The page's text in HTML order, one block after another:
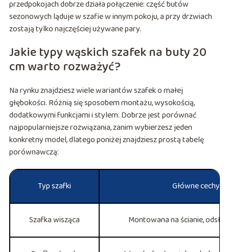
przedpokojach dobrze działa połączenie: część butów
sezonowych ląduje w szafie w innym pokoju, a przy drzwiach
zostają tylko najczęściej używane pary.
Jakie typy wąskich szafek na buty 20
cm warto rozważyć?
Na rynku znajdziesz wiele wariantów szafek o małej
głębokości. Różnią się sposobem montażu, wysokością,
dodatkowymi funkcjami i stylem. Dobrze jest porównać
najpopularniejsze rozwiązania, zanim wybierzesz jeden
konkretny model, dlatego poniżej znajdziesz prostą tabelę
porównawczą:
Typ szafki Główne cechy
Szafka wisząca Montowana na ścianie,